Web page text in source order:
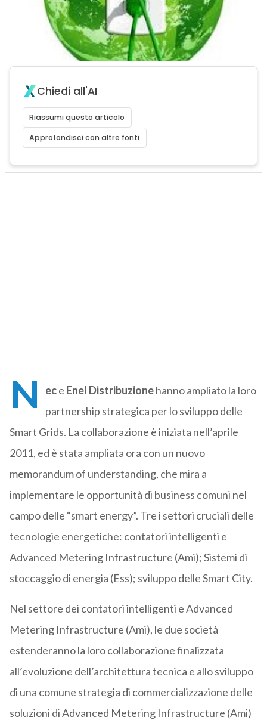
Chiedi all'AI
Riassumi questo articolo
Approfondisci con altre fonti
N ece Enel Distribuzionehanno ampliato la loro
partnership strategica per lo sviluppo delle
Smart Grids. La collaborazione è iniziata nell’aprile
2011, ed è stata ampliata ora con un nuovo
memorandum of understanding, che mira a
implementare le opportunità di business comuni nel
campo delle “smart energy”. Tre i settori cruciali delle
tecnologie energetiche: contatori intelligenti e
Advanced Metering Infrastructure (Ami); Sistemi di
stoccaggio di energia (Ess); sviluppo delle Smart City.
Nel settore dei contatori intelligenti e Advanced
Metering Infrastructure (Ami), le due società
estenderanno la loro collaborazione finalizzata
all’evoluzione dell’architettura tecnica e allo sviluppo
di una comune strategia di commercializzazione delle
soluzioni di Advanced Metering Infrastructure (Ami)